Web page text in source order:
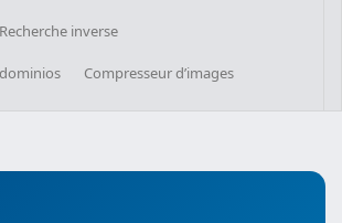
Recherche inverse
Compresseur d’images